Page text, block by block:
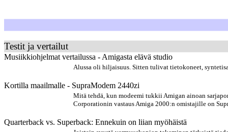
Testit ja vertailut
Musiikkiohjelmat vertailussa - Amigasta elävä studio
Alussa oli hiljaisuus. Sitten tulivat tietokoneet,
Kortilla maailmalle - SupraModem 2440zi
Mitä tehdä, kun modeemi tukkii Amigan ainoan
Corporationin vastaus Amiga 2000:n omistajille on
Quarterback vs. Superback: Ennekuin on liian myöhäistä